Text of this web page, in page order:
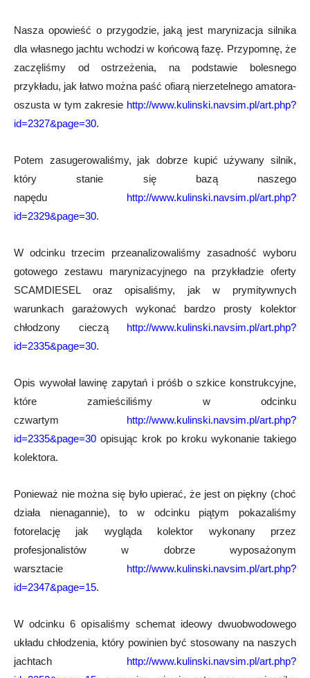
Nasza opowieść o przygodzie, jaką jest marynizacja silnika
dla własnego jachtu wchodzi w końcową fazę. Przypomnę, że
zaczęliśmy od ostrzeżenia, na podstawie bolesnego
przykładu, jak łatwo można paść ofiarą nierzetelnego amatora-
oszusta w tym zakresie http://www.kulinski.navsim.pl/art.php?
id=2327&page=30.
Potem zasugerowaliśmy, jak dobrze kupić używany silnik,
który stanie się bazą naszego
napędu http://www.kulinski.navsim.pl/art.php?
id=2329&page=30.
W odcinku trzecim przeanalizowaliśmy zasadność wyboru
gotowego zestawu marynizacyjnego na przykładzie oferty
SCAMDIESEL oraz opisaliśmy, jak w prymitywnych
warunkach garażowych wykonać bardzo prosty kolektor
chłodzony cieczą http://www.kulinski.navsim.pl/art.php?
id=2335&page=30.
Opis wywołał lawinę zapytań i próśb o szkice konstrukcyjne,
które zamieściliśmy w odcinku
czwartym http://www.kulinski.navsim.pl/art.php?
id=2335&page=30 opisując krok po kroku wykonanie takiego
kolektora.
Ponieważ nie można się było upierać, że jest on piękny (choć
działa nienagannie), to w odcinku piątym pokazaliśmy
fotorelację jak wygląda kolektor wykonany przez
profesjonalistów w dobrze wyposażonym
warsztacie http://www.kulinski.navsim.pl/art.php?
id=2347&page=15.
W odcinku 6 opisaliśmy schemat ideowy dwuobwodowego
układu chłodzenia, który powinien być stosowany na naszych
jachtach http://www.kulinski.navsim.pl/art.php?